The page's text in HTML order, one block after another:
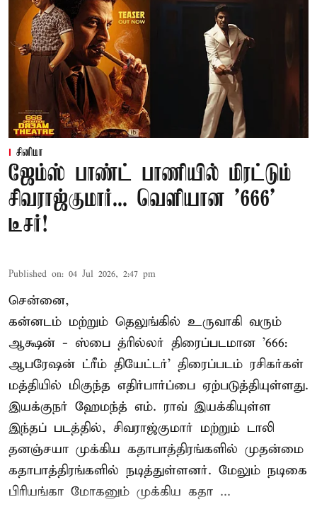
சினிமா
ஜேம்ஸ் பாண்ட் பாணியில் மிரட்டும்
சிவராஜ்குமார்... வெளியான '666'
டீசர்!
Published on: 04 Jul 2026, 2:47 pm
சென்னை,
கன்னடம் மற்றும் தெலுங்கில் உருவாகி வரும்
ஆக்ஷன் - ஸ்பை த்ரில்லர் திரைப்படமான '666:
ஆபரேஷன் ட்ரீம் தியேட்டர்' திரைப்படம் ரசிகர்கள்
மத்தியில் மிகுந்த எதிர்பார்ப்பை ஏற்படுத்தியுள்ளது.
இயக்குநர் ஹேமந்த் எம். ராவ் இயக்கியுள்ள
இந்தப் படத்தில், சிவராஜ்குமார் மற்றும் டாலி
தனஞ்சயா முக்கிய கதாபாத்திரங்களில் முதன்மை
கதாபாத்திரங்களில் நடித்துள்ளனர். மேலும் நடிகை
பிரியங்கா மோகனும் முக்கிய கதா ...